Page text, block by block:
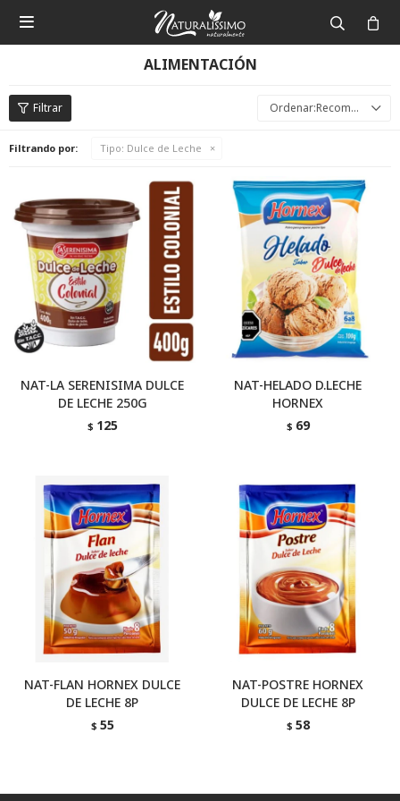

ALIMENTACIÓN
Recomendados
Filtrando por: Tipo: Dulce de Leche
NAT-LA SERENISIMA DULCE
DE LECHE 250G
$ 125
NAT-HELADO D.LECHE
HORNEX
$ 69
NAT-FLAN HORNEX DULCE
DE LECHE 8P
$ 55
NAT-POSTRE HORNEX
DULCE DE LECHE 8P
$ 58